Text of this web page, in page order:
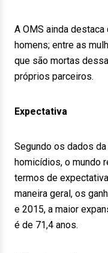
A OMS ainda
homens; entre as
que são mortas
próprios parceiros.
Expectativa
Segundo os dados
homicídios, o mundo
termos de
maneira geral, os
e 2015, a maior
é de 71,4 anos.